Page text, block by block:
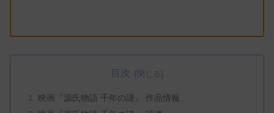
目次
映画『源氏物語 千年の謎』 作品情報